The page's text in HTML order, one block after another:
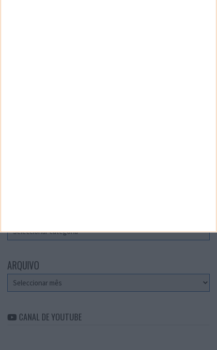
ARQUIVO
Arquivo
CANAL DE YOUTUBE